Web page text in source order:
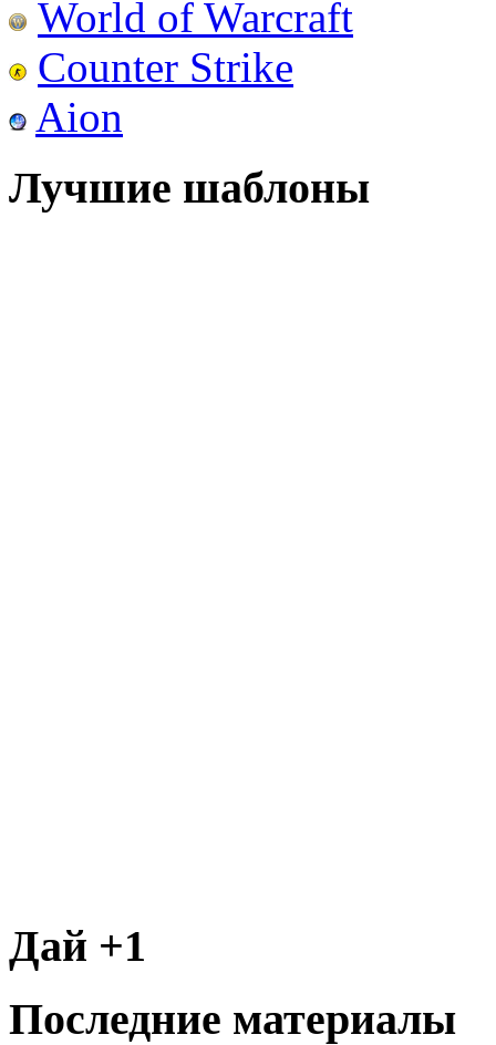
World of Warcraft
Counter Strike
Aion
Лучшие шаблоны
Дай +1
Последние материалы